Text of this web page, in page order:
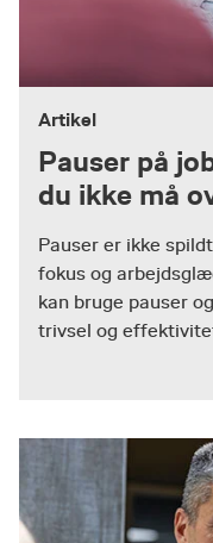
Artikel
Pauser på
du ikke må
Pauser er ikke
fokus og
kan bruge pauser
trivsel og